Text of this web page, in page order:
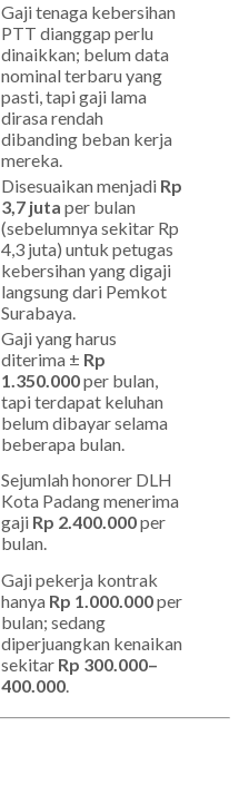
Gaji tenaga kebersihan
PTT dianggap perlu
dinaikkan; belum data
nominal terbaru yang
pasti, tapi gaji lama
dirasa rendah
dibanding beban kerja
mereka.
Disesuaikan menjadi Rp
3,7 juta per bulan
(sebelumnya sekitar Rp
4,3 juta) untuk petugas
kebersihan yang digaji
langsung dari Pemkot
Surabaya.
Gaji yang harus
diterima ± Rp
1.350.000per bulan,
tapi terdapat keluhan
belum dibayar selama
beberapa bulan.
Sejumlah honorer DLH
Kota Padang menerima
gaji Rp 2.400.000per
bulan.
Gaji pekerja kontrak
hanya Rp 1.000.000per
bulan; sedang
diperjuangkan kenaikan
sekitar Rp 300.000–
400.000.